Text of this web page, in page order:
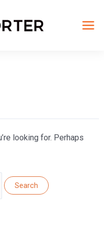
looking for. Perhaps